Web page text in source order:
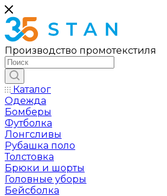
Производство промотекстиля
Каталог
Одежда
Бомберы
Футболка
Лонгсливы
Рубашка поло
Толстовка
Брюки и шорты
Головные уборы
Бейсболка